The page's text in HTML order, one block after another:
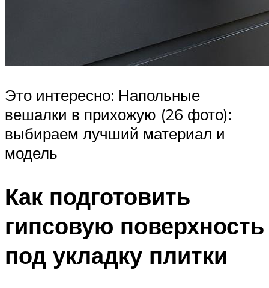
Это интересно: Напольные
вешалки в прихожую (26 фото):
выбираем лучший материал и
модель
Как подготовить
гипсовую поверхность
под укладку плитки